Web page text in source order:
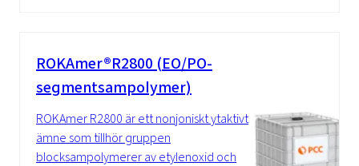
ROKAmer®R2800 (EO/PO-
segmentsampolymer)
ROKAmer R2800 är ett nonjoniskt ytaktivt
ämne som tillhör gruppen
blocksampolymerer av etylenoxid och